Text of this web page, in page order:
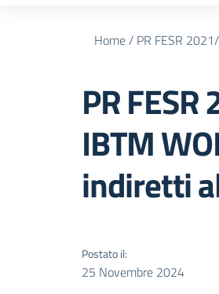
Home/ PR FESR
PR
IBTM
indiretti
Postato il:
25 Novembre 2024